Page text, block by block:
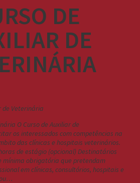
DE
DE
O Curso de Auxiliar de
os interessados com competências na
das clínicas e hospitais veterinários.
de estágio (opcional) Destinatários
mínima obrigatória que pretendam
em clínicas, consultórios, hospitais e